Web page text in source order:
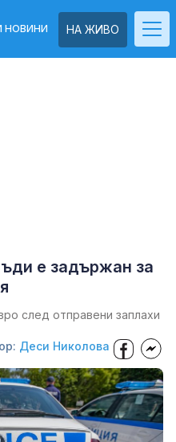
НА ЖИВО
НОВИНИ
е задържан за
след отправени заплахи
Деси Николова